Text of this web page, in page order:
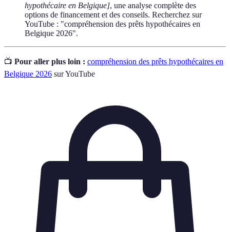
hypothécaire en Belgique], une analyse complète des
options de financement et des conseils. Recherchez sur
YouTube : "compréhension des prêts hypothécaires en
Belgique 2026".
📺 Pour aller plus loin : compréhension des prêts hypothécaires en
Belgique 2026 sur YouTube